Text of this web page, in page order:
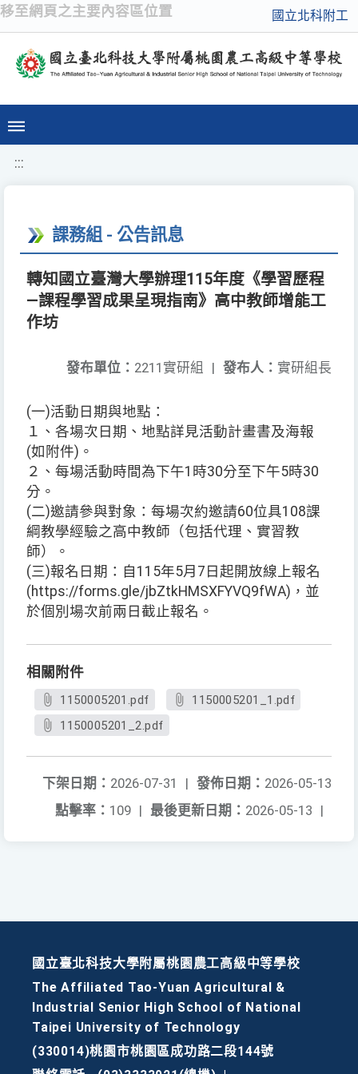
移至網頁之主要內容區位置 國立北科附工
:::
課務組 - 公告訊息
轉知國立臺灣大學辦理115年度《學習歷程
—課程學習成果呈現指南》高中教師增能工
作坊
發布人： 實研組長
發布單位： 2211實研組 |
(一)活動日期與地點：
１、各場次日期、地點詳見活動計畫書及海報
(如附件)。
２、每場活動時間為下午1時30分至下午5時30
分。
(二)邀請參與對象：每場次約邀請60位具108課
綱教學經驗之高中教師（包括代理、實習教
師）。
(三)報名日期：自115年5月7日起開放線上報名
(https://forms.gle/jbZtkHMSXFYVQ9fWA)，並
於個別場次前兩日截止報名。
相關附件
1150005201.pdf
1150005201_1.pdf
1150005201_2.pdf
發佈日期： 2026-05-13
下架日期： 2026-07-31
|
最後更新日期： 2026-05-13 |
點擊率： 109 |
國立臺北科技大學附屬桃園農工高級中等學校
The Affiliated Tao-Yuan Agricultural &
Industrial Senior High School of National
Taipei University of Technology
(330014)桃園市桃園區成功路二段144號